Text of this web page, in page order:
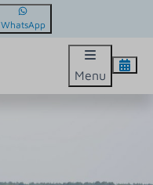
WhatsApp
Menu